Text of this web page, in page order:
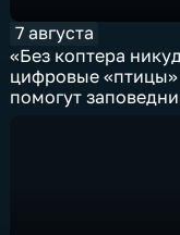
7 августа
«Без коптера
цифровые «птицы»
помогут